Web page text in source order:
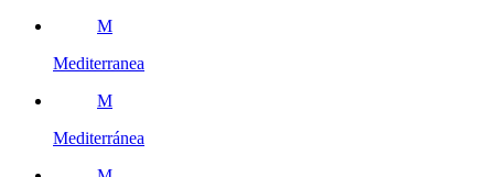
M
Mediterranea
M
Mediterránea